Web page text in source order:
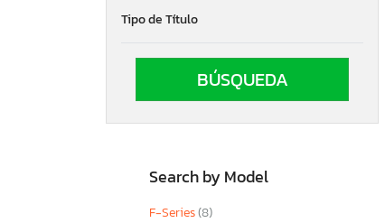
Tipo de Título
Search by Model
F-Series(8)